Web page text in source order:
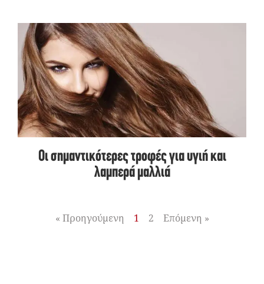
Οι σημαντικότερες τροφές για υγιή και
λαμπερά μαλλιά
« Προηγούμενη 1 2 Επόμενη »